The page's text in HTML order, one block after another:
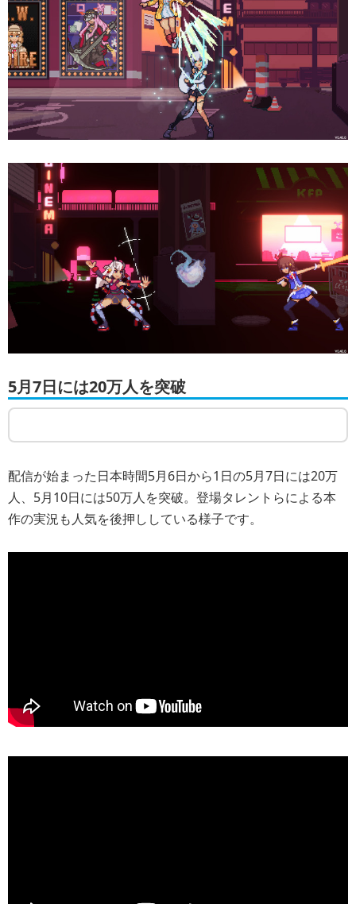
5月7日には20万人を突破
配信が始まった日本時間5月6日から1日の5月7日には20万
人、5月10日には50万人を突破。登場タレントらによる本
作の実況も人気を後押ししている様子です。